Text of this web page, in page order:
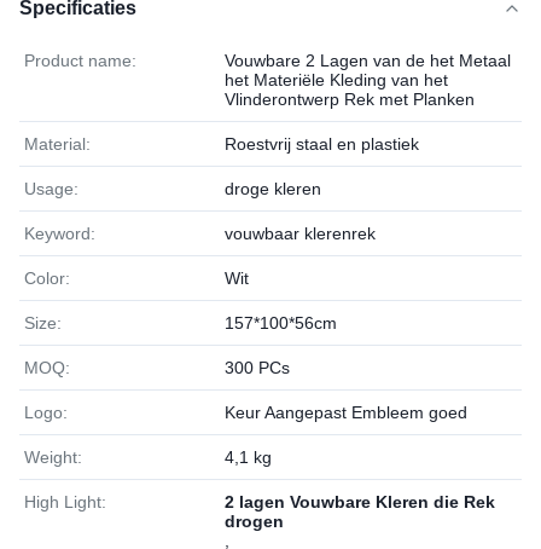
Specificaties
Product name:
Vouwbare 2 Lagen van de het Metaal
het Materiële Kleding van het
Vlinderontwerp Rek met Planken
Material: Roestvrij staal en plastiek
Usage: droge kleren
Keyword: vouwbaar klerenrek
Color: Wit
Size: 157*100*56cm
MOQ: 300 PCs
Logo: Keur Aangepast Embleem goed
Weight: 4,1 kg
High Light:
2 lagen Vouwbare Kleren die Rek
drogen